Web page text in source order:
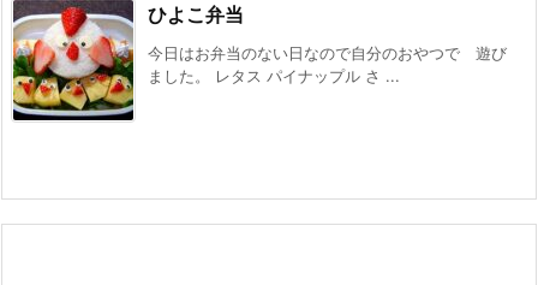
ひよこ弁当
今日はお弁当のない日なので自分のおやつで 遊び
ました。 レタス パイナップル さ ...